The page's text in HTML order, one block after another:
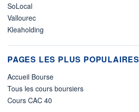
SoLocal
Vallourec
Kleaholding
PAGES LES PLUS POPULAIRES
Accueil Bourse
Tous les cours boursiers
Cours CAC 40